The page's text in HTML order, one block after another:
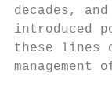
decades,
introduced
these lines